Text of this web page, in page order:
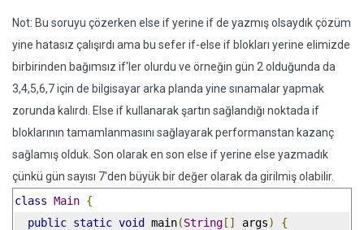
Not: Bu soruyu çözerken else if yerine if de yazmış olsaydık çözüm
yine hatasız çalışırdı ama bu sefer if-else if blokları yerine elimizde
birbirinden bağımsız if'ler olurdu ve örneğin gün 2 olduğunda da
3,4,5,6,7 için de bilgisayar arka planda yine sınamalar yapmak
zorunda kalırdı. Else if kullanarak şartın sağlandığı noktada if
bloklarının tamamlanmasını sağlayarak performanstan kazanç
sağlamış olduk. Son olarak en son else if yerine else yazmadık
çünkü gün sayısı 7'den büyük bir değer olarak da girilmiş olabilir.
class Main {
public static void main(String [] args) {